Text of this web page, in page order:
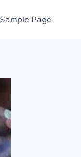
Sample Page